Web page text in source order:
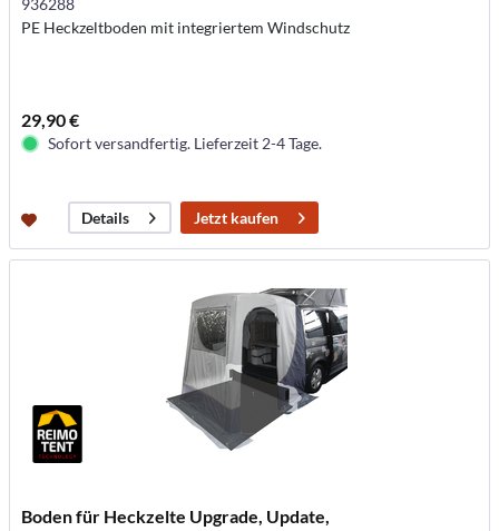
936288
PE Heckzeltboden mit integriertem Windschutz
29,90 €
Sofort versandfertig. Lieferzeit 2-4 Tage.
Details Jetzt kaufen
Boden für Heckzelte Upgrade, Update,